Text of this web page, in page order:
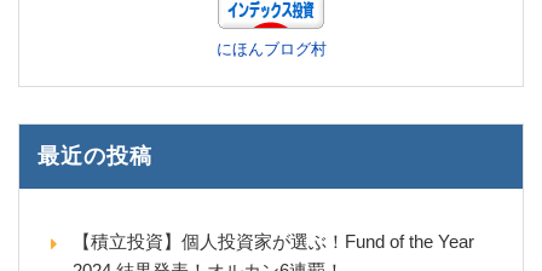
にほんブログ村
最近の投稿
【積立投資】個人投資家が選ぶ！Fund of the Year